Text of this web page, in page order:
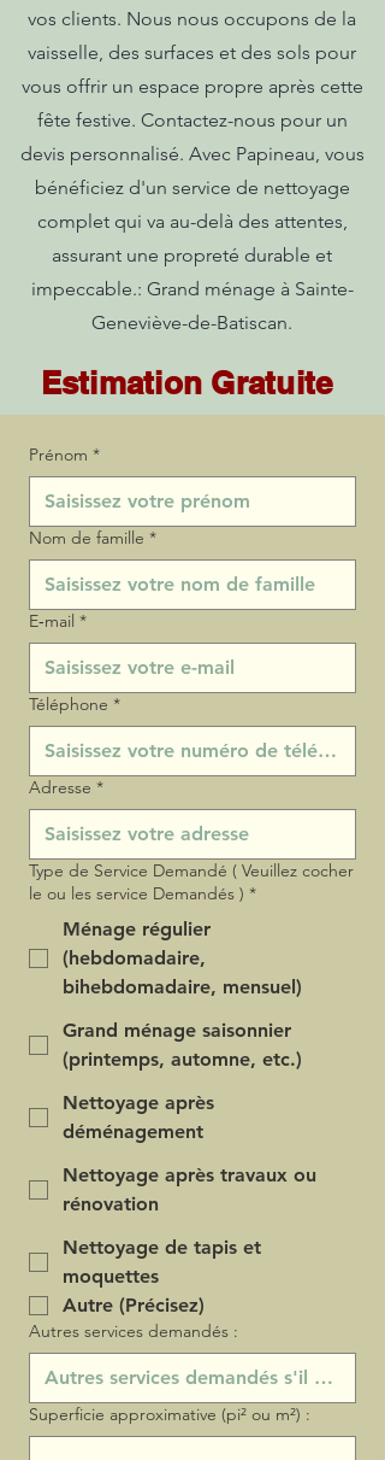
vos clients. Nous nous occupons de la
vaisselle, des surfaces et des sols pour
vous offrir un espace propre après cette
fête festive. Contactez-nous pour un
devis personnalisé. Avec Papineau, vous
bénéficiez d'un service de nettoyage
complet qui va au-delà des attentes,
assurant une propreté durable et
impeccable.: Grand ménage à Sainte-
Geneviève-de-Batiscan.
Estimation Gratuite
Prénom *
Nom de famille *
E‑mail *
Téléphone *
Adresse *
Type de Service Demandé ( Veuillez cocher
le ou les service Demandés ) *
Ménage régulier
(hebdomadaire,
bihebdomadaire, mensuel)
Grand ménage saisonnier
(printemps, automne, etc.)
Nettoyage après
déménagement
Nettoyage après travaux ou
rénovation
Nettoyage de tapis et
moquettes
Autre (Précisez)
Autres services demandés :
Superficie approximative (pi² ou m²) :